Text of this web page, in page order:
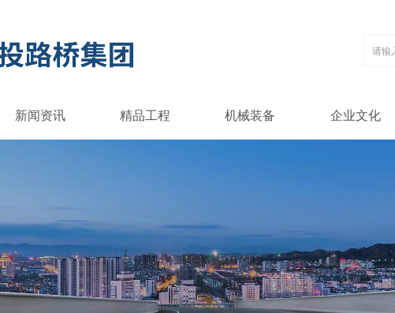
新闻资讯 精品工程 机械装备 企业文化